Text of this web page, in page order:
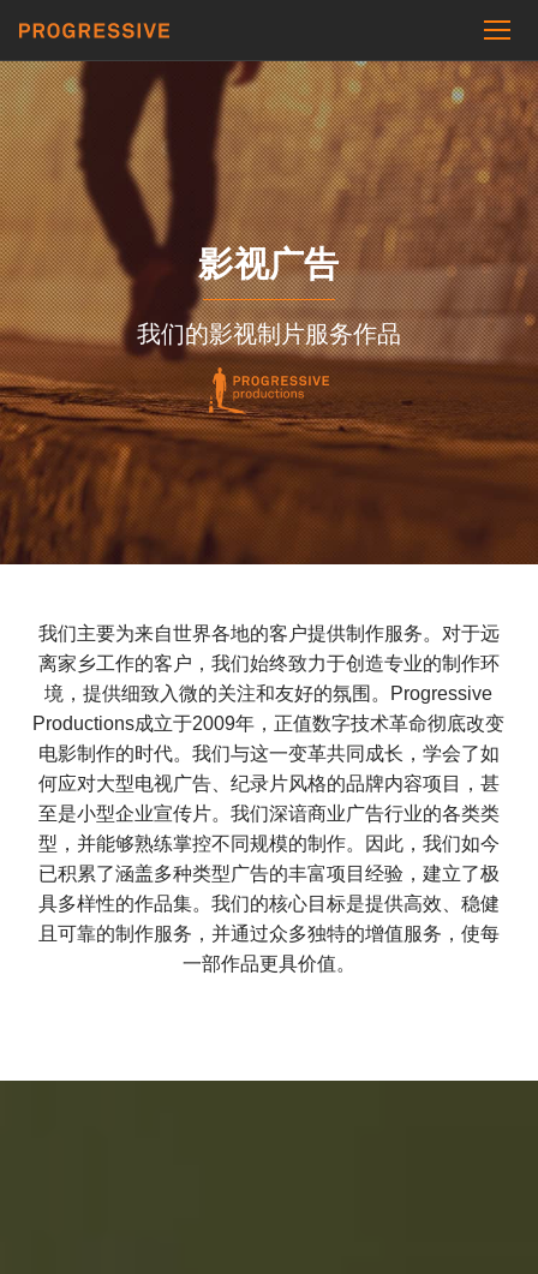
影视广告
我们的影视制片服务作品
我们主要为来自世界各地的客户提供制作服务。对于远
离家乡工作的客户，我们始终致力于创造专业的制作环
境，提供细致入微的关注和友好的氛围。Progressive
Productions成立于2009年，正值数字技术革命彻底改变
电影制作的时代。我们与这一变革共同成长，学会了如
何应对大型电视广告、纪录片风格的品牌内容项目，甚
至是小型企业宣传片。我们深谙商业广告行业的各类类
型，并能够熟练掌控不同规模的制作。因此，我们如今
已积累了涵盖多种类型广告的丰富项目经验，建立了极
具多样性的作品集。我们的核心目标是提供高效、稳健
且可靠的制作服务，并通过众多独特的增值服务，使每
一部作品更具价值。